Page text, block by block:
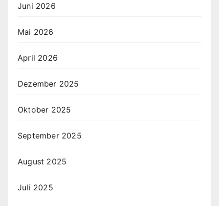
Juni 2026
Mai 2026
April 2026
Dezember 2025
Oktober 2025
September 2025
August 2025
Juli 2025